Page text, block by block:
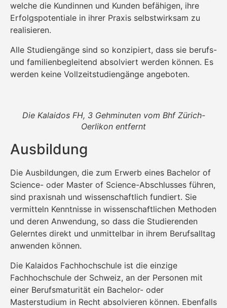
welche die Kundinnen und Kunden befähigen, ihre
Erfolgspotentiale in ihrer Praxis selbstwirksam zu
realisieren.
Alle Studiengänge sind so konzipiert, dass sie berufs-
und familienbegleitend absolviert werden können. Es
werden keine Vollzeitstudiengänge angeboten.
Die Kalaidos FH, 3 Gehminuten vom Bhf Zürich-
Oerlikon entfernt
Ausbildung
Die Ausbildungen, die zum Erwerb eines Bachelor of
Science- oder Master of Science-Abschlusses führen,
sind praxisnah und wissenschaftlich fundiert. Sie
vermitteln Kenntnisse in wissenschaftlichen Methoden
und deren Anwendung, so dass die Studierenden
Gelerntes direkt und unmittelbar in ihrem Berufsalltag
anwenden können.
Die Kalaidos Fachhochschule ist die einzige
Fachhochschule der Schweiz, an der Personen mit
einer Berufsmaturität ein Bachelor- oder
Masterstudium in Recht absolvieren können. Ebenfalls